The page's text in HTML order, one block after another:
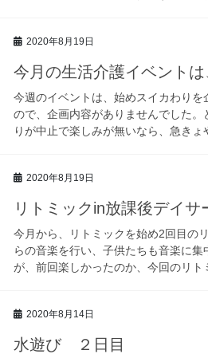
2020年8月19日
今月の生活介護イベント
今週のイベントは、始めスイカわり
ので、企画内容がありませんでした
りが中止で楽しみが無いなら、急き
2020年8月19日
リトミックin放課後デイサ
今月から、リトミックを始め2回目の
らの音楽を行い、子供たちも音楽に
が、前回楽しかったのか、今回のリ
2020年8月14日
水遊び ２日目